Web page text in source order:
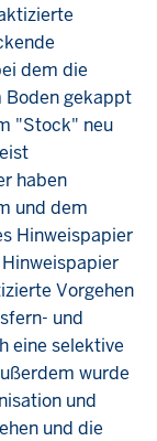
dem die
Boden gekappt
"Stock" neu
haben
und dem
Hinweispapier
Vorgehen
und
eine selektive
wurde
und
und die